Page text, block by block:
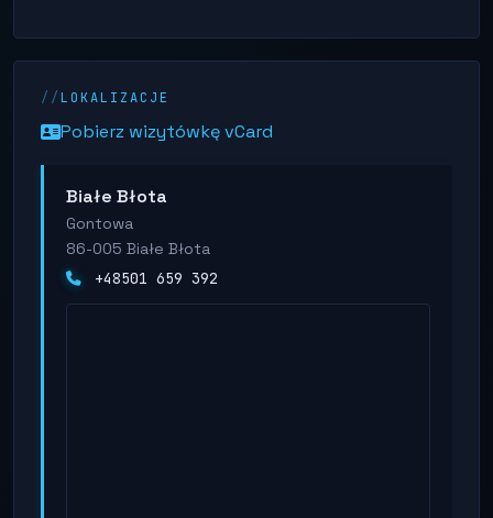
LOKALIZACJE
Pobierz wizytówkę vCard
Białe Błota
Gontowa
86-005 Białe Błota
+48501 659 392